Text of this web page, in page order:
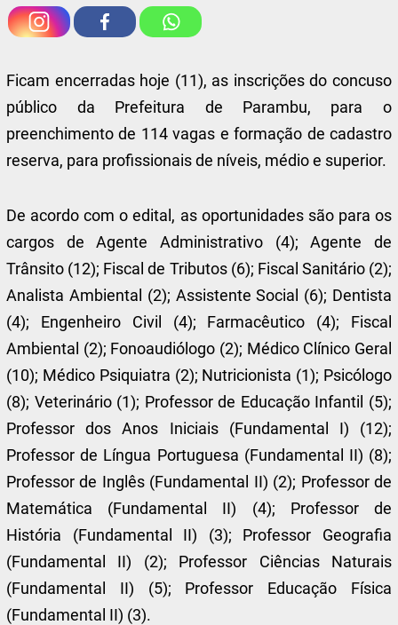
Ficam encerradas hoje (11), as inscrições do concuso
público da Prefeitura de Parambu, para o
preenchimento de 114 vagas e formação de cadastro
reserva, para profissionais de níveis, médio e superior.
De acordo com o edital, as oportunidades são para os
cargos de Agente Administrativo (4); Agente de
Trânsito (12); Fiscal de Tributos (6); Fiscal Sanitário (2);
Analista Ambiental (2); Assistente Social (6); Dentista
(4); Engenheiro Civil (4); Farmacêutico (4); Fiscal
Ambiental (2); Fonoaudiólogo (2); Médico Clínico Geral
(10); Médico Psiquiatra (2); Nutricionista (1); Psicólogo
(8); Veterinário (1); Professor de Educação Infantil (5);
Professor dos Anos Iniciais (Fundamental I) (12);
Professor de Língua Portuguesa (Fundamental II) (8);
Professor de Inglês (Fundamental II) (2); Professor de
Matemática (Fundamental II) (4); Professor de
História (Fundamental II) (3); Professor Geografia
(Fundamental II) (2); Professor Ciências Naturais
(Fundamental II) (5); Professor Educação Física
(Fundamental II) (3).